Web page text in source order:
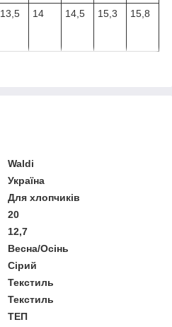
13,5 14 14,5 15,3 15,8
Waldi
Україна
Для хлопчиків
20
12,7
Весна/Осінь
Сірий
Текстиль
Текстиль
ТЕП